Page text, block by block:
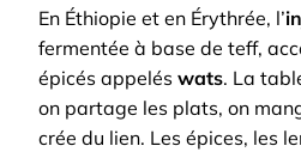
En Éthiopie et en Érythrée, l’
fermentée à base de teff,
épicés appelés wats. La
on partage les plats, on
crée du lien. Les épices, les